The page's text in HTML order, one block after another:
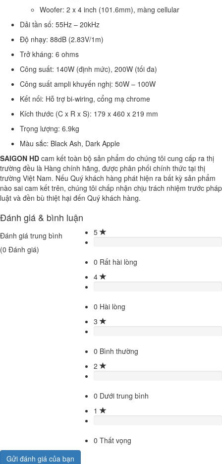
Woofer: 2 x 4 inch (101.6mm), màng cellular
Dải tần số: 55Hz – 20kHz
Độ nhạy: 88dB (2.83V/1m)
Trở kháng: 6 ohms
Công suất: 140W (định mức), 200W (tối đa)
Công suất ampli khuyến nghị: 50W – 100W
Kết nối: Hỗ trợ bi-wiring, cổng mạ chrome
Kích thước (C x R x S): 179 x 460 x 219 mm
Trọng lượng: 6.9kg
Màu sắc: Black Ash, Dark Apple
SAIGON HD cam kết toàn bộ sản phẩm do chúng tôi cung cấp ra thị
trường đều là Hàng chính hãng, được phân phối chính thức tại thị
trường Việt Nam. Nếu Quý khách hàng phát hiện ra bất kỳ sản phẩm
nào sai cam kết trên, chúng tôi chấp nhận chịu trách nhiệm trước pháp
luật và đền bù thiệt hại đến Quý khách hàng.
Đánh giá & bình luận
Đánh giá trung bình
(0 Đánh giá)
5
0 Rất hài lòng
4
0 Hài lòng
3
0 Bình thường
2
0 Dưới trung bình
1
0 Thất vọng
Gửi đánh giá của bạn